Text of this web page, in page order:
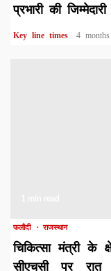
प्रभारी की
Key line times 4
फलौदी राजस्थान
चिकित्सा मंत्री के
सीएचसी पर